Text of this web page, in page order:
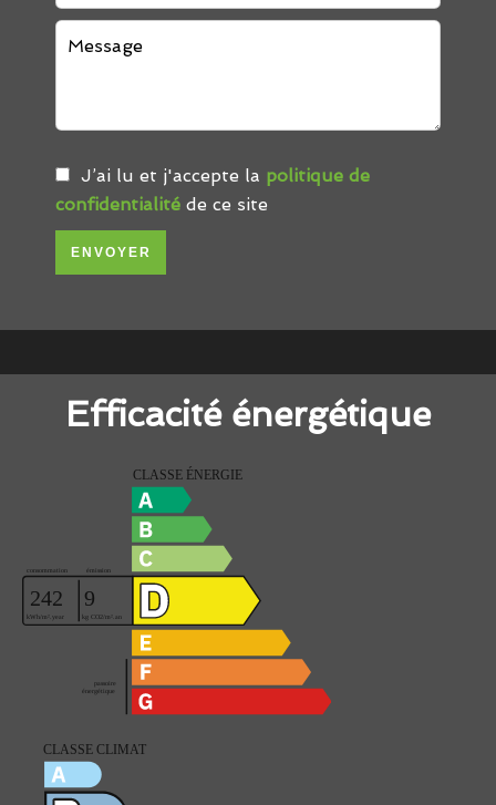
J’ai lu et j'accepte la politique de
confidentialité de ce site
ENVOYER
Efficacité énergétique